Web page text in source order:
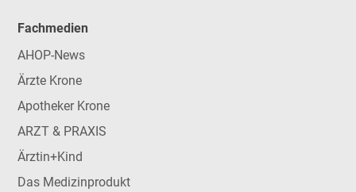
Fachmedien
AHOP-News
Ärzte Krone
Apotheker Krone
ARZT & PRAXIS
Ärztin+Kind
Das Medizinprodukt